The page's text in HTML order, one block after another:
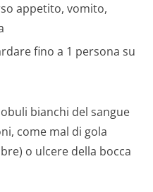
appetito, vomito,
fino a 1 persona su
bianchi del sangue
come mal di gola
o ulcere della bocca